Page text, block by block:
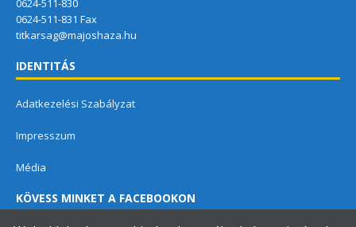
0624-511-830
0624-511-831 Fax
titkarsag@majoshaza.hu
IDENTITÁS
Adatkezelési Szabályzat
Impresszum
Média
KÖVESS MINKET A FACEBOOKON